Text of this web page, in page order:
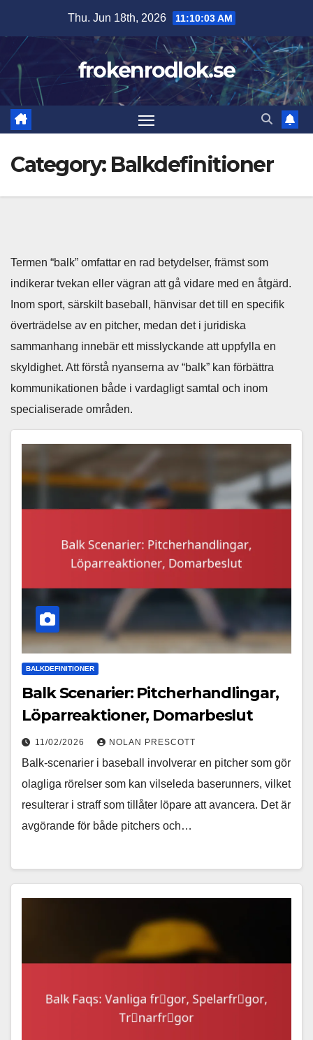
content
Thu. Jun 18th, 2026 11:10:04 AM
frokenrodlok.se
Category: Balkdefinitioner
Termen “balk” omfattar en rad betydelser, främst som
indikerar tvekan eller vägran att gå vidare med en åtgärd.
Inom sport, särskilt baseball, hänvisar det till en specifik
överträdelse av en pitcher, medan det i juridiska
sammanhang innebär ett misslyckande att uppfylla en
skyldighet. Att förstå nyanserna av “balk” kan förbättra
kommunikationen både i vardagligt samtal och inom
specialiserade områden.
BALKDEFINITIONER
Balk Scenarier: Pitcherhandlingar,
Löparreaktioner, Domarbeslut
11/02/2026 NOLAN PRESCOTT
Balk-scenarier i baseball involverar en pitcher som gör
olagliga rörelser som kan vilseleda baserunners, vilket
resulterar i straff som tillåter löpare att avancera. Det är
avgörande för både pitchers och…